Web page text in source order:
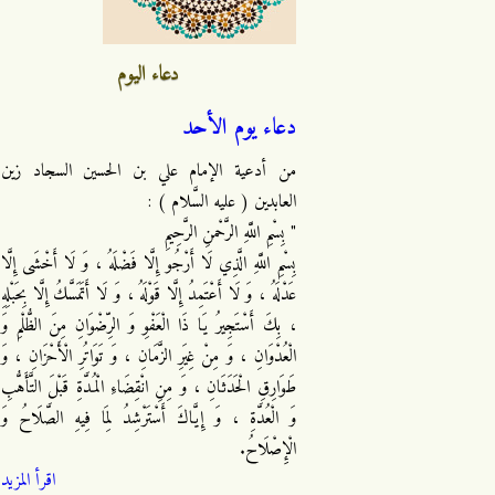
دعاء اليوم
دعاء يوم الأحد
من أدعية الإمام علي بن الحسين السجاد زين
العابدين ( عليه السَّلام ) :
" بِسْمِ اللَّهِ الرَّحْمنِ الرَّحِيمِ
بِسْمِ اللَّهِ الَّذِي لَا أَرْجُو إِلَّا فَضْلَهُ ، وَ لَا أَخْشَى إِلَّا
عَدْلَهُ ، وَ لَا أَعْتَمِدُ إِلَّا قَوْلَهُ ، وَ لَا أَتَمَسَّكُ إِلَّا بِحَبْلِهِ
، بِكَ أَسْتَجِيرُ يَا ذَا الْعَفْوِ وَ الرِّضْوَانِ مِنَ الظُّلْمِ وَ
الْعُدْوَانِ ، وَ مِنْ غِيَرِ الزَّمَانِ ، وَ تَوَاتُرِ الْأَحْزَانِ ، وَ
طَوَارِقِ الْحَدَثَانِ ، وَ مِنِ انْقِضَاءِ الْمُدَّةِ قَبْلَ التَّأَهُّبِ
وَ الْعُدَّةِ ، وَ إِيَّاكَ أَسْتَرْشِدُ لِمَا فِيهِ الصَّلَاحُ وَ
الْإِصْلَاحُ.
اقرأ المزيد